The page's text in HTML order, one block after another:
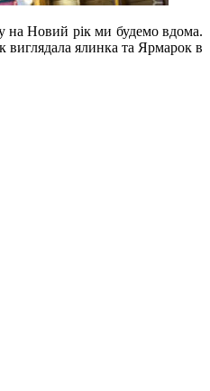
на Новий рік ми будемо вдома.
виглядала ялинка та Ярмарок в